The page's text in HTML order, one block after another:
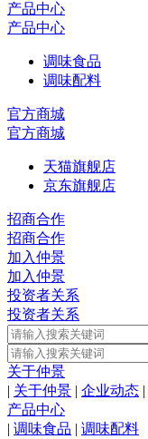
产品中心
产品中心
调味食品
调味配料
官方商城
官方商城
天猫旗舰店
京东旗舰店
招商合作
招商合作
加入仲景
加入仲景
投资者关系
投资者关系
关于仲景
| 关于仲景 | 企业动态 |
产品中心
| 调味食品 | 调味配料